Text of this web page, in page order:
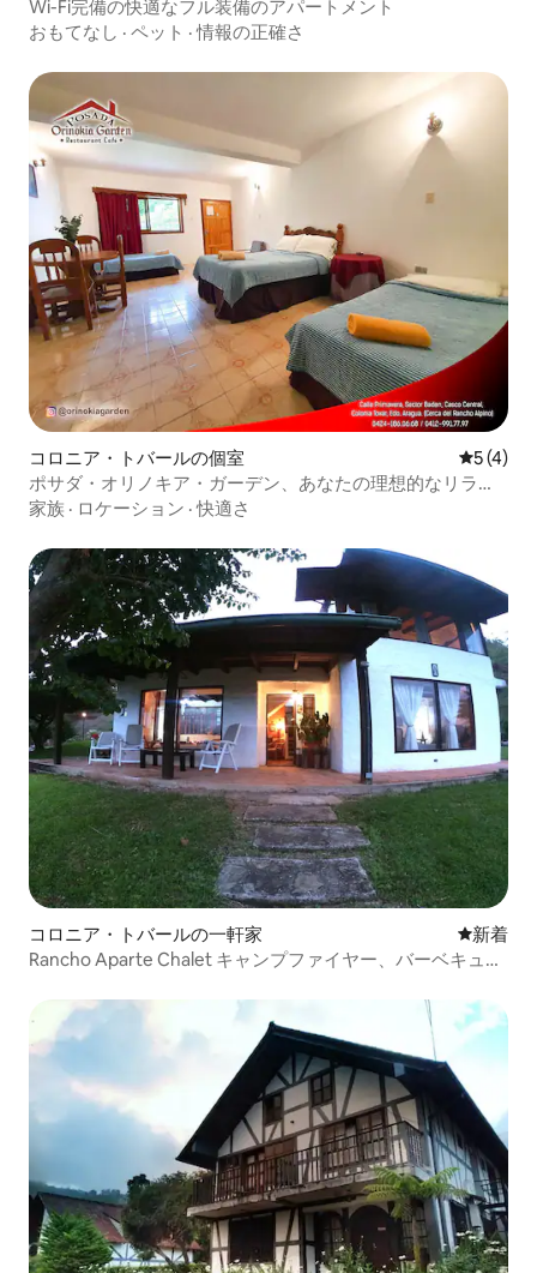
Wi-Fi完備の快適なフル装備のアパートメント
おもてなし · ペット ·情報の正確さ
コロニア・トバールの個室 レビュー
5 (4)
ポサダ・オリノキア・ガーデン、あなたの理想的なリラク
ゼーションの場所。
家族 · ロケーション ·快適さ
コロニア・トバールの一軒家 新しい宿
新着
Rancho Aparte Chalet キャンプファイヤー、バーベキュ